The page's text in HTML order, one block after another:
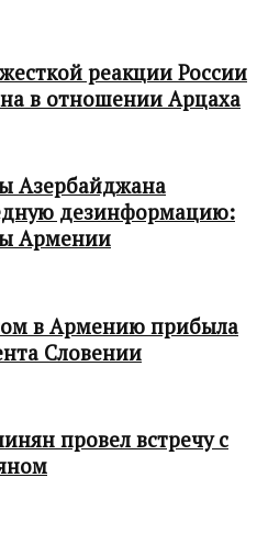
реакции России
в отношении Арцаха
Азербайджана
дезинформацию:
Армении
в Армению прибыла
Словении
провел встречу с